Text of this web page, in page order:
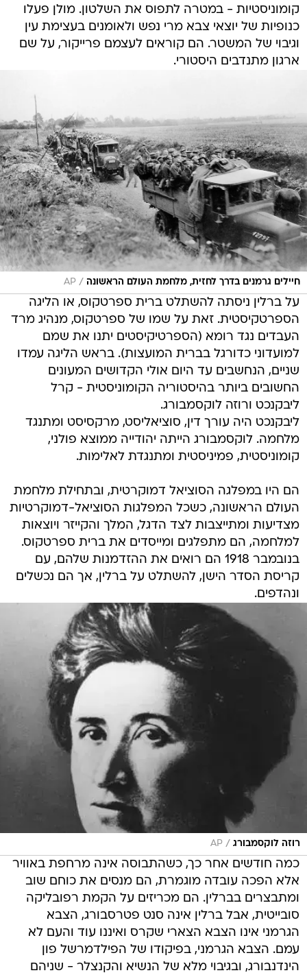
קומוניסטיות - במטרה לתפוס את השלטון. מולן פעלו
כנופיות של יוצאי צבא מרי נפש ולאומנים בעצימת עין
וגיבוי של המשטר. הם קוראים לעצמם פרייקור, על שם
ארגון מתנדבים היסטורי.
חיילים גרמנים בדרך לחזית, מלחמת העולם הראשונה /
AP
על ברלין ניסתה להשתלט ברית ספרטקוס, או הליגה
הספרטקיסטית. זאת על שמו של ספרטקוס, מנהיג מרד
העבדים נגד רומא (הספרטיקיסטים יתנו את שמם
למועדוני כדורגל בברית המועצות). בראש הליגה עמדו
שניים, הנחשבים עד היום אולי הקדושים המעונים
החשובים ביותר בהיסטוריה הקומוניסטית - קרל
ליבקנכט ורוזה לוקסמבורג.
ליבקנכט היה עורך דין, סוציאליסט, מרקסיסט ומתנגד
מלחמה. לוקסמבורג הייתה יהודייה ממוצא פולני,
קומוניסטית, פמיניסטית ומתנגדת לאלימות.
הם היו במפלגה הסוציאל דמוקרטית, ובתחילת מלחמת
העולם הראשונה, כשכל המפלגות הסוציאל-דמוקרטיות
מצדיעות ומתייצבות לצד הדגל, המלך והקייזר ויוצאות
למלחמה, הם מתפלגים ומייסדים את ברית ספרטקוס.
בנובמבר 1918 הם רואים את ההזדמנות שלהם, עם
קריסת הסדר הישן, להשתלט על ברלין, אך הם נכשלים
ונהדפים.
רוזה לוקסמבורג /
AP
כמה חודשים אחר כך, כשהתבוסה אינה מרחפת באוויר
אלא הפכה עובדה מוגמרת, הם מנסים את כוחם שוב
ומתבצרים בברלין. הם מכריזים על הקמת רפובליקה
סובייטית, אבל ברלין אינה סנט פטרסבורג, הצבא
הגרמני אינו הצבא הצארי שקרס ואיננו עוד והעם לא
עמם. הצבא הגרמני, בפיקודו של הפילדמרשל פון
הינדנבורג, ובגיבוי מלא של הנשיא והקנצלר - שניהם